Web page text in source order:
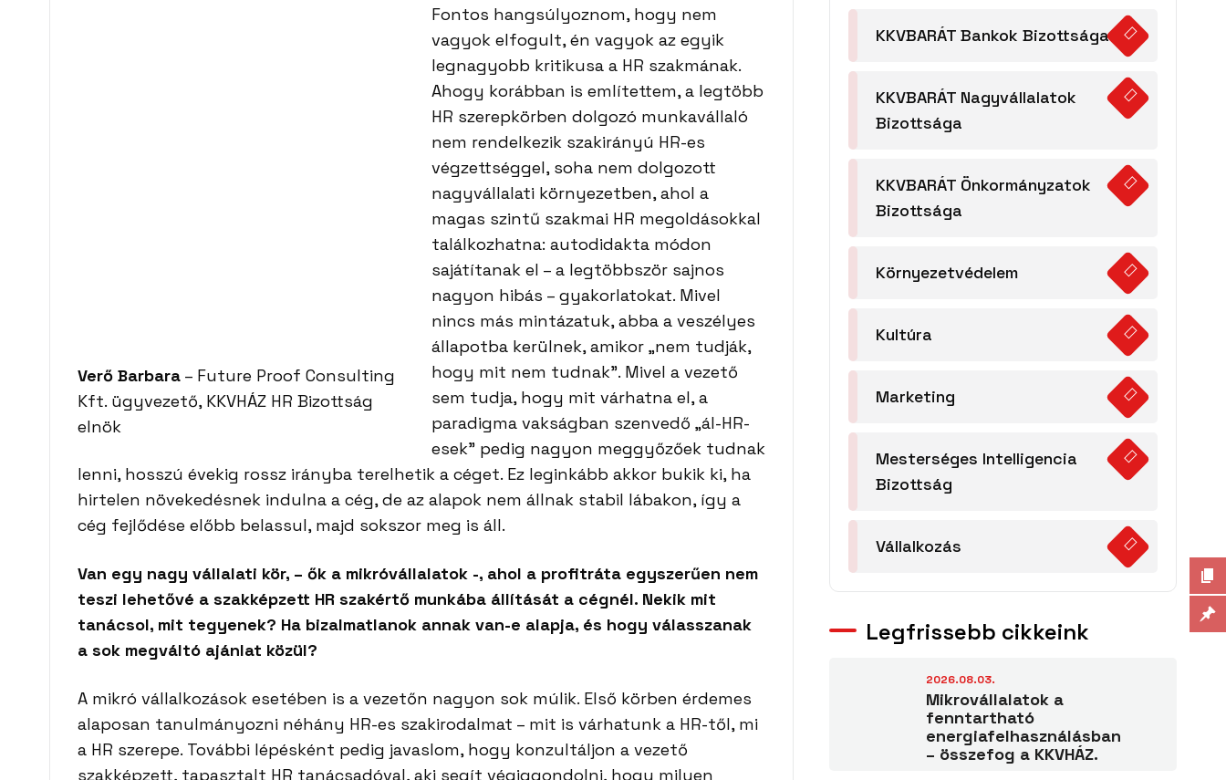
Verő Barbara – Future Proof Consulting
Kft. ügyvezető, KKVHÁZ HR Bizottság
elnök
Fontos hangsúlyoznom, hogy nem
vagyok elfogult, én vagyok az egyik
legnagyobb kritikusa a HR szakmának.
Ahogy korábban is említettem, a legtöbb
HR szerepkörben dolgozó munkavállaló
nem rendelkezik szakirányú HR-es
végzettséggel, soha nem dolgozott
nagyvállalati környezetben, ahol a
magas szintű szakmai HR megoldásokkal
találkozhatna: autodidakta módon
sajátítanak el – a legtöbbször sajnos
nagyon hibás – gyakorlatokat. Mivel
nincs más mintázatuk, abba a veszélyes
állapotba kerülnek, amikor „nem tudják,
hogy mit nem tudnak”. Mivel a vezető
sem tudja, hogy mit várhatna el, a
paradigma vakságban szenvedő „ál-HR-
esek” pedig nagyon meggyőzőek tudnak
lenni, hosszú évekig rossz irányba terelhetik a céget. Ez leginkább akkor bukik ki, ha
hirtelen növekedésnek indulna a cég, de az alapok nem állnak stabil lábakon, így a
cég fejlődése előbb belassul, majd sokszor meg is áll.
Van egy nagy vállalati kör, – ők a mikróvállalatok -, ahol a profitráta egyszerűen nem
teszi lehetővé a szakképzett HR szakértő munkába állítását a cégnél. Nekik mit
tanácsol, mit tegyenek? Ha bizalmatlanok annak van-e alapja, és hogy válasszanak
a sok megváltó ajánlat közül?
A mikró vállalkozások esetében is a vezetőn nagyon sok múlik. Első körben érdemes
alaposan tanulmányozni néhány HR-es szakirodalmat – mit is várhatunk a HR-től, mi
a HR szerepe. További lépésként pedig javaslom, hogy konzultáljon a vezető
szakképzett, tapasztalt HR tanácsadóval, aki segít végiggondolni, hogy milyen
KKVBARÁT Bankok Bizottsága
KKVBARÁT Nagyvállalatok
Bizottsága
KKVBARÁT Önkormányzatok
Bizottsága
Környezetvédelem
Kultúra
Marketing
Mesterséges Intelligencia
Bizottság
Vállalkozás
Legfrissebb cikkeink
2026.08.03.
Mikrovállalatok a
fenntartható
energiafelhasználásban
– összefog a KKVHÁZ.